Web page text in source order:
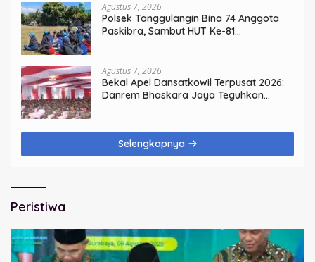
Agustus 7, 2026
Polsek Tanggulangin Bina 74 Anggota
Paskibra, Sambut HUT Ke-81
Agustus 7, 2026
Bekal Apel Dansatkowil Terpusat 2026:
Danrem Bhaskara Jaya Teguhkan
Selengkapnya
Peristiwa